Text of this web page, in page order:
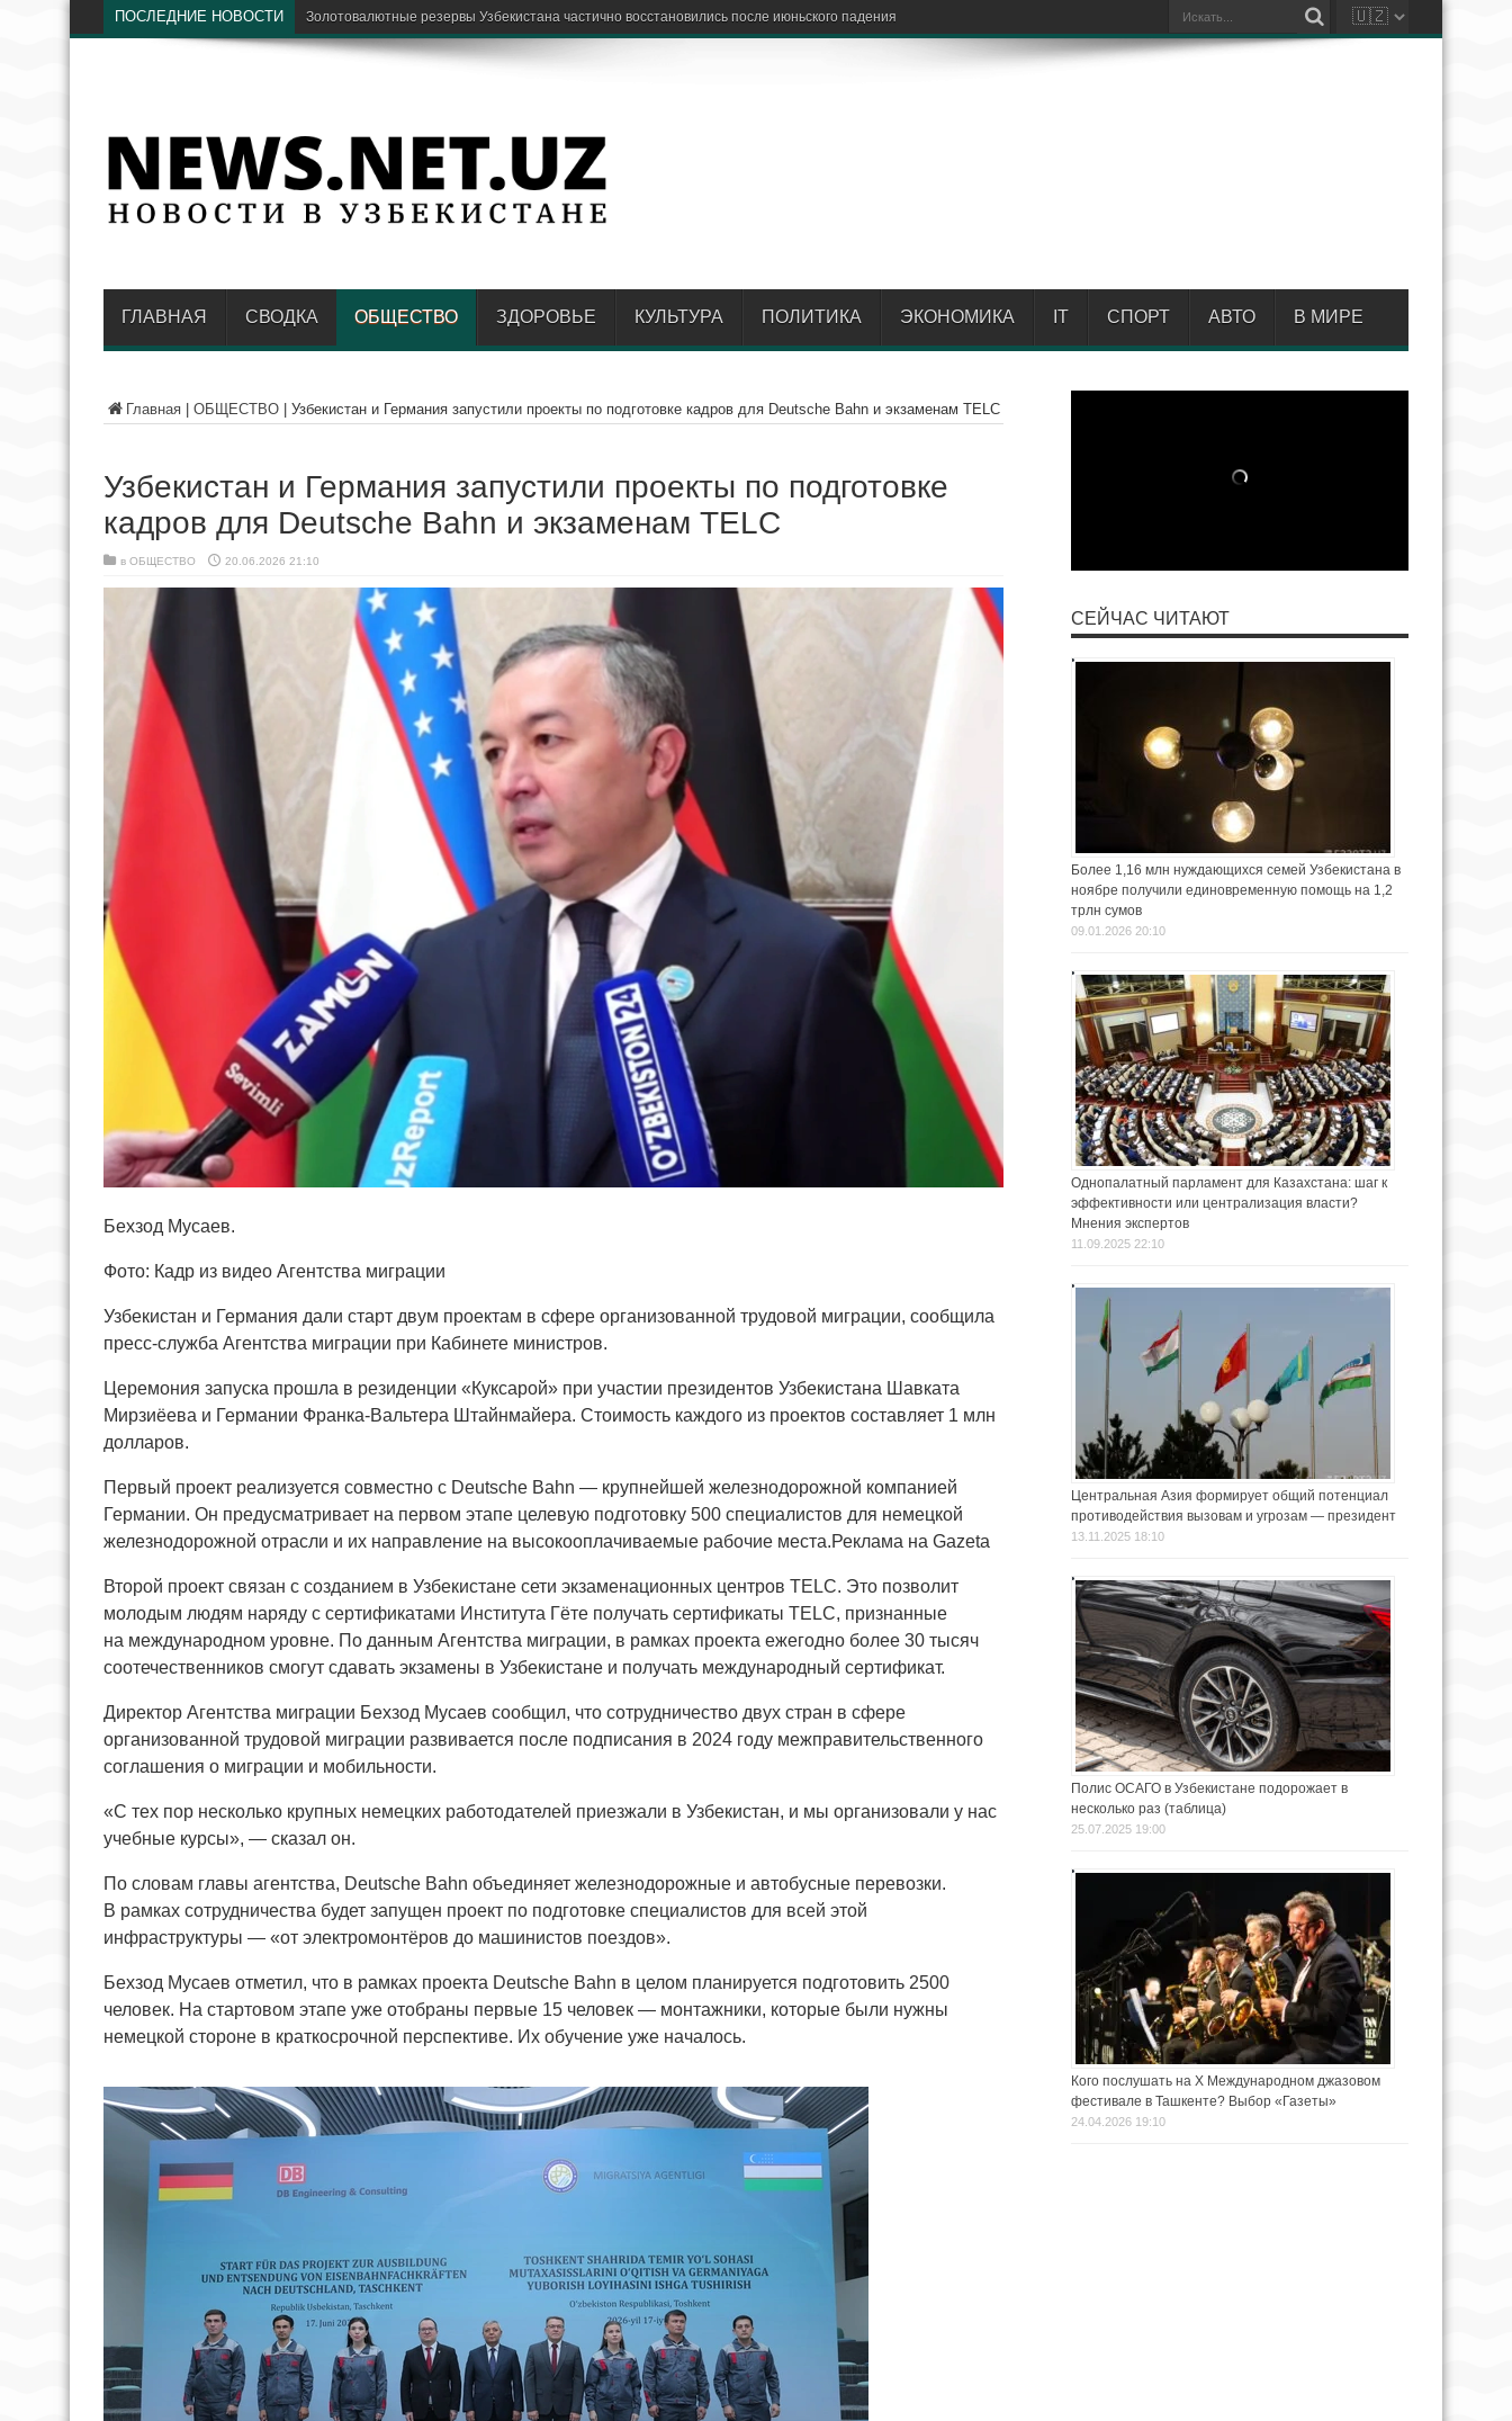
ПОСЛЕДНИЕ НОВОСТИ
ГЛАВНАЯ СВОДКА ОБЩЕСТВО ЗДОРОВЬЕ КУЛЬТУРА ПОЛИТИКА ЭКОНОМИКА IT СПОРТ АВТО В МИРЕ
Главная ОБЩЕСТВО Узбекистан и Германия запустили проекты по подготовке кадров для Deutsche Bahn и экзаменам TELC
Узбекистан и Германия запустили проекты по подготовке
кадров для Deutsche Bahn и экзаменам TELC
в ОБЩЕСТВО 20.06.2026 21:10
Бехзод Мусаев.
Фото: Кадр из видео Агентства миграции
Узбекистан и Германия дали старт двум проектам в сфере организованной трудовой миграции, сообщила
пресс-служба Агентства миграции при Кабинете министров.
Церемония запуска прошла в резиденции «Куксарой» при участии президентов Узбекистана Шавката
Мирзиёева и Германии Франка-Вальтера Штайнмайера. Стоимость каждого из проектов составляет 1 млн
долларов.
Первый проект реализуется совместно с Deutsche Bahn — крупнейшей железнодорожной компанией
Германии. Он предусматривает на первом этапе целевую подготовку 500 специалистов для немецкой
железнодорожной отрасли и их направление на высокооплачиваемые рабочие места.Реклама на Gazeta
Второй проект связан с созданием в Узбекистане сети экзаменационных центров TELC. Это позволит
молодым людям наряду с сертификатами Института Гёте получать сертификаты TELC, признанные
на международном уровне. По данным Агентства миграции, в рамках проекта ежегодно более 30 тысяч
соотечественников смогут сдавать экзамены в Узбекистане и получать международный сертификат.
Директор Агентства миграции Бехзод Мусаев сообщил, что сотрудничество двух стран в сфере
организованной трудовой миграции развивается после подписания в 2024 году межправительственного
соглашения о миграции и мобильности.
«С тех пор несколько крупных немецких работодателей приезжали в Узбекистан, и мы организовали у нас
учебные курсы», — сказал он.
По словам главы агентства, Deutsche Bahn объединяет железнодорожные и автобусные перевозки.
В рамках сотрудничества будет запущен проект по подготовке специалистов для всей этой
инфраструктуры — «от электромонтёров до машинистов поездов».
Бехзод Мусаев отметил, что в рамках проекта Deutsche Bahn в целом планируется подготовить 2500
человек. На стартовом этапе уже отобраны первые 15 человек — монтажники, которые были нужны
немецкой стороне в краткосрочной перспективе. Их обучение уже началось.
СЕЙЧАС ЧИТАЮТ
Более 1,16 млн нуждающихся семей Узбекистана в
ноябре получили единовременную помощь на 1,2
трлн сумов
09.01.2026 20:10
Однопалатный парламент для Казахстана: шаг к
эффективности или централизация власти?
Мнения экспертов
11.09.2025 22:10
Центральная Азия формирует общий потенциал
противодействия вызовам и угрозам — президент
13.11.2025 18:10
Полис ОСАГО в Узбекистане подорожает в
несколько раз (таблица)
25.07.2025 19:00
Кого послушать на X Международном джазовом
фестивале в Ташкенте? Выбор «Газеты»
24.04.2026 19:10